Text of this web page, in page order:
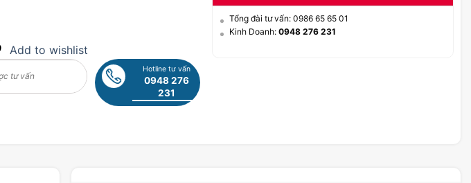
Add to wishlist
Hotline tư vấn
0948 276
231
Tổng đài tư vấn: 0986 65 65 01
Kinh Doanh: 0948 276 231